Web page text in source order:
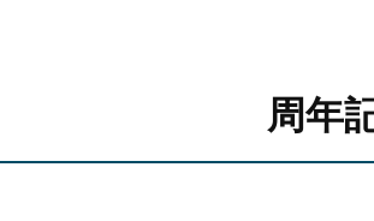
周年